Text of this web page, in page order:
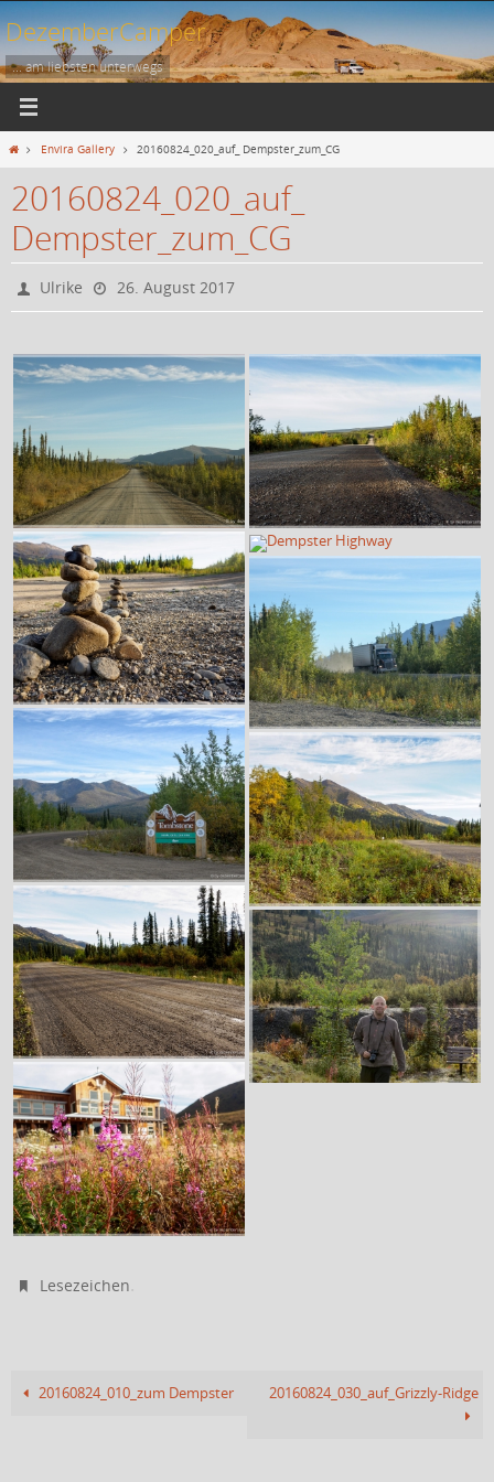
Zum
Inhalt
springen
DezemberCamper
... am liebsten unterwegs
StartEnvira Gallery 20160824_020_auf_ Dempster_zum_CG
20160824_020_auf_
Dempster_zum_CG
Ulrike 26. August 2017
Lesezeichen.
20160824_010_zum Dempster 20160824_030_auf_Grizzly-Ridge